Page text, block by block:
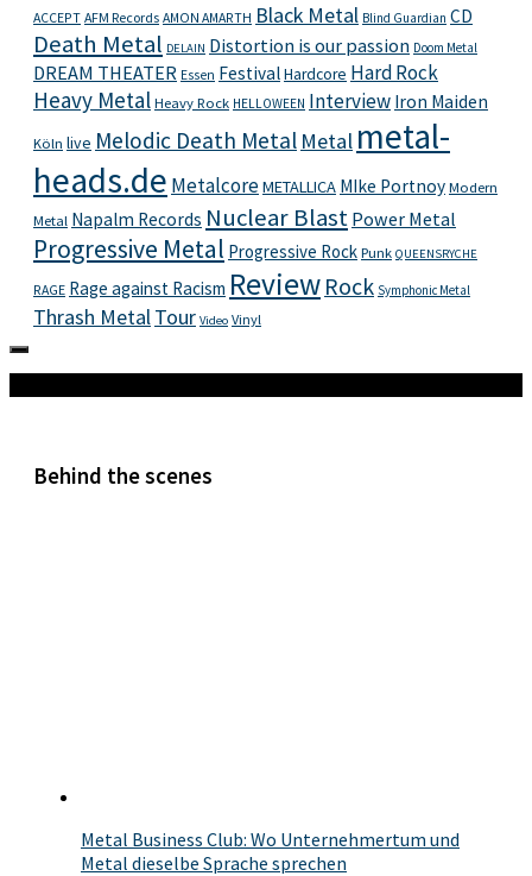
ACCEPT AFM Records AMON AMARTH Black Metal Blind Guardian CD
Death Metal DELAIN Distortion is our passion Doom Metal
DREAM THEATER Essen FestivalHardcore Hard Rock
Heavy Metal Heavy Rock HELLOWEEN Interview Iron Maiden
Köln live Melodic Death Metal Metal metal-
heads.de MetalcoreMETALLICA MIke Portnoy Modern
Metal Napalm Records Nuclear Blast Power Metal
Progressive Metal Progressive Rock Punk QUEENSRYCHE
RAGE Rage against Racism Review Rock Symphonic Metal
Thrash MetalTour Video Vinyl
Behind the scenes
Metal Business Club: Wo Unternehmertum und
Metal dieselbe Sprache sprechen